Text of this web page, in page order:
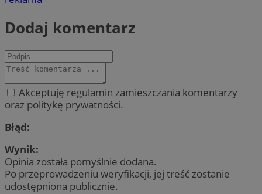
Dodaj komentarz
Akceptuję regulamin zamieszczania komentarzy
oraz politykę prywatności.
Błąd:
Wynik:
Opinia została pomyślnie dodana.
Po przeprowadzeniu weryfikacji, jej treść zostanie
udostępniona publicznie.